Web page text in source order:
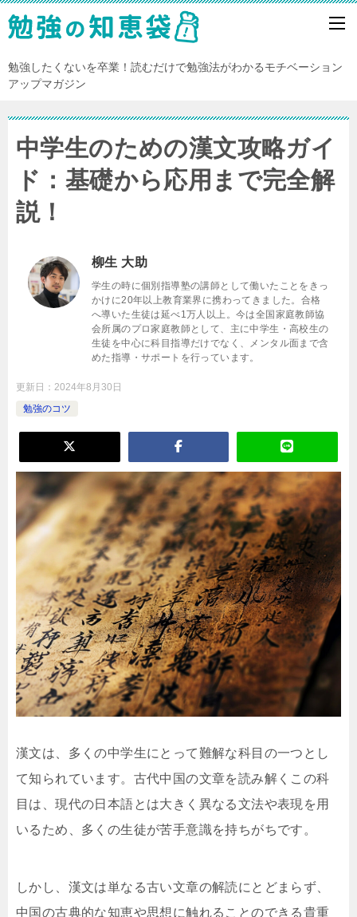
勉強したくないを卒業！読むだけで勉強法がわかるモチベーション
アップマガジン
中学生のための漢文攻略ガイ
ド：基礎から応用まで完全解
説！
柳生 大助
学生の時に個別指導塾の講師として働いたことをきっ
かけに20年以上教育業界に携わってきました。合格
へ導いた生徒は延べ1万人以上。今は全国家庭教師協
会所属のプロ家庭教師として、主に中学生・高校生の
生徒を中心に科目指導だけでなく、メンタル面まで含
めた指導・サポートを行っています。
更新日： 2024年8月30日
勉強のコツ
漢文は、多くの中学生にとって難解な科目の一つとし
て知られています。古代中国の文章を読み解くこの科
目は、現代の日本語とは大きく異なる文法や表現を用
いるため、多くの生徒が苦手意識を持ちがちです。
しかし、漢文は単なる古い文章の解読にとどまらず、
中国の古典的な知恵や思想に触れることのできる貴重